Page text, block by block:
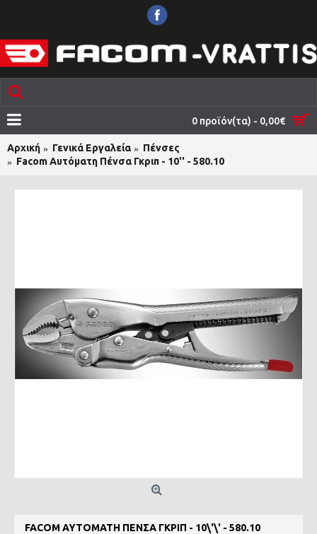
0 προϊόν(τα) - 0,00€
Αρχική Γενικά Εργαλεία
Πένσες
Facom Αυτόματη Πένσα Γκριπ - 10'' - 580.10
FACOM ΑΥΤΌΜΑΤΗ ΠΈΝΣΑ ΓΚΡΙΠ - 10\'\' - 580.10